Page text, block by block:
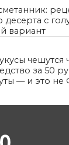
с
вариант
чешутся
за 50
— и это не